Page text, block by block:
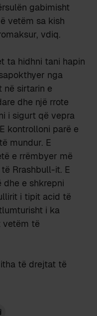
gabimisht
vetëm sa kish
vdiq.
ta hidhni tani hapin
nga
në sirtarin e
dhe një rrote
i sigurt që vepra
kontrolloni parë e
mundur. E
e rrëmbyer më
Rrashbull-it. E
e shkrepni
i tipit acid të
i ka
vetëm të
të drejtat të